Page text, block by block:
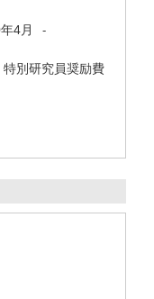
4月 -
別研究員奨励費